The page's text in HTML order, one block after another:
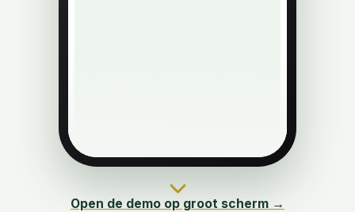
Open de demo op groot scherm →